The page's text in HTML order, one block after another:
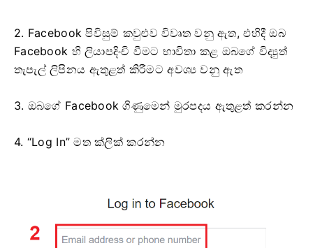
2. Facebook පිවිසුම් කවුළුව විවෘත වනු ඇත, එහිදී ඔබ
Facebook හි ලියාපදිංචි වීමට භාවිතා කළ ඔබගේ විද්‍යුත්
තැපැල් ලිපිනය ඇතුළත් කිරීමට අවශ්‍ය වනු ඇත
3. ඔබගේ Facebook ගිණුමෙන් මුරපදය ඇතුළත් කරන්න
4. “Log In” මත ක්ලික් කරන්න